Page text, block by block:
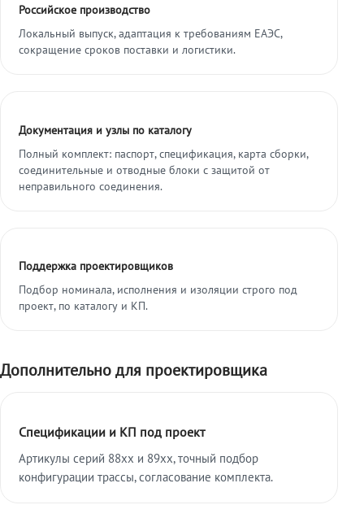
Российское производство
Локальный выпуск, адаптация к требованиям ЕАЭС,
сокращение сроков поставки и логистики.
Документация и узлы по каталогу
Полный комплект: паспорт, спецификация, карта сборки,
соединительные и отводные блоки с защитой от
неправильного соединения.
Поддержка проектировщиков
Подбор номинала, исполнения и изоляции строго под
проект, по каталогу и КП.
Дополнительно для проектировщика
Спецификации и КП под проект
Артикулы серий 88xx и 89xx, точный подбор
конфигурации трассы, согласование комплекта.